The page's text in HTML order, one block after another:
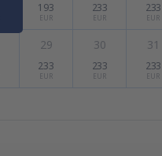
193
EUR
233
EUR
233
EUR
29
233
EUR
30
233
EUR
31
233
EUR